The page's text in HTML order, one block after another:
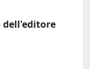
dell'editore